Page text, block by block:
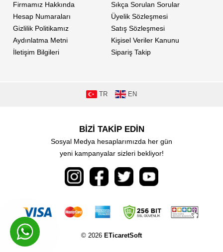
Firmamız Hakkında
Hesap Numaraları
Gizlilik Politikamız
Aydınlatma Metni
İletişim Bilgileri
Sıkça Sorulan Sorular
Üyelik Sözleşmesi
Satış Sözleşmesi
Kişisel Veriler Kanunu
Sipariş Takip
TR EN
BİZİ TAKİP EDİN
Sosyal Medya hesaplarımızda her gün
yeni kampanyalar sizleri bekliyor!
© 2026 ETicaretSoft